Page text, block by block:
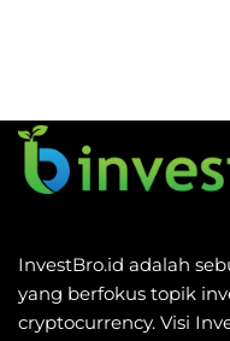
InvestBro.id adalah
yang berfokus topik
cryptocurrency. Visi